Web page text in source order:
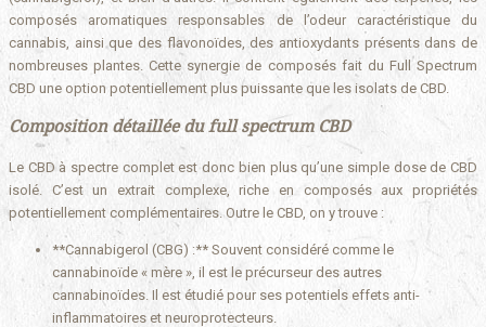
composés aromatiques responsables de l’odeur caractéristique du
cannabis, ainsi que des flavonoïdes, des antioxydants présents dans de
nombreuses plantes. Cette synergie de composés fait du Full Spectrum
CBD une option potentiellement plus puissante que les isolats de CBD.
Composition détaillée du full spectrum CBD
Le CBD à spectre complet est donc bien plus qu’une simple dose de CBD
isolé. C’est un extrait complexe, riche en composés aux propriétés
potentiellement complémentaires. Outre le CBD, on y trouve :
**Cannabigerol (CBG) :** Souvent considéré comme le
cannabinoïde « mère », il est le précurseur des autres
cannabinoïdes. Il est étudié pour ses potentiels effets anti-
inflammatoires et neuroprotecteurs.